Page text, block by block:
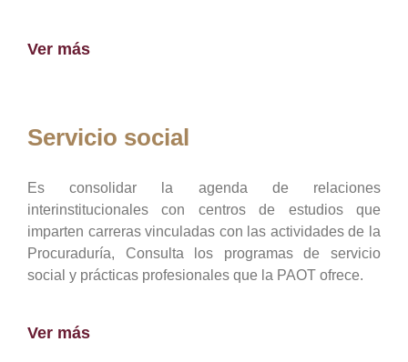
Ver más
Servicio social
Es consolidar la agenda de relaciones
interinstitucionales con centros de estudios que
imparten carreras vinculadas con las actividades de la
Procuraduría, Consulta los programas de servicio
social y prácticas profesionales que la PAOT ofrece.
Ver más